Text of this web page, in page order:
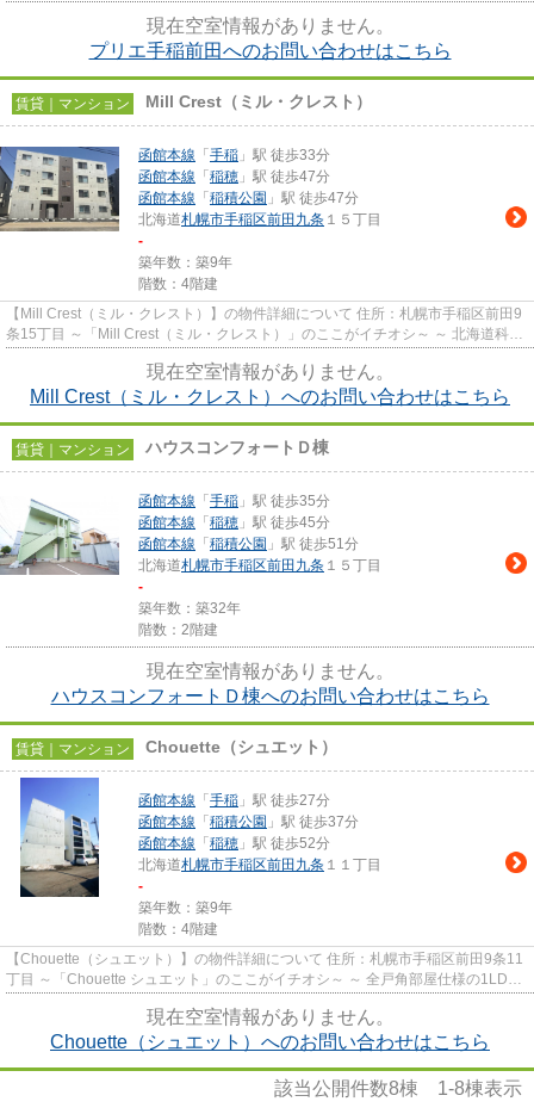
現在空室情報がありません。
プリエ手稲前田へのお問い合わせはこちら
賃貸｜マンション Mill Crest（ミル・クレスト）
函館本線 「 手稲 」駅 徒歩33分
函館本線 「 稲穂 」駅 徒歩47分
函館本線 「 稲積公園 」駅 徒歩47分
北海道札幌市手稲区前田九条 １５丁目
-
築年数：築9年
階数：4階建
【Mill Crest（ミル・クレスト）】の物件詳細について 住所：札幌市手稲区前田9
条15丁目 ～「Mill Crest（ミル・クレスト）」のここがイチオシ～ ～ 北海道科学
現在空室情報がありません。
Mill Crest（ミル・クレスト）へのお問い合わせはこちら
賃貸｜マンション ハウスコンフォートＤ棟
函館本線 「 手稲 」駅 徒歩35分
函館本線 「 稲穂 」駅 徒歩45分
函館本線 「 稲積公園 」駅 徒歩51分
北海道札幌市手稲区前田九条 １５丁目
-
築年数：築32年
階数：2階建
現在空室情報がありません。
ハウスコンフォートＤ棟へのお問い合わせはこちら
賃貸｜マンション Chouette（シュエット）
函館本線 「 手稲 」駅 徒歩27分
函館本線 「 稲積公園 」駅 徒歩37分
函館本線 「 稲穂 」駅 徒歩52分
北海道札幌市手稲区前田九条 １１丁目
-
築年数：築9年
階数：4階建
【Chouette（シュエット）】の物件詳細について 住所：札幌市手稲区前田9条11
丁目 ～「Chouette シュエット」のここがイチオシ～ ～ 全戸角部屋仕様の1LDK
現在空室情報がありません。
Chouette（シュエット）へのお問い合わせはこちら
該当公開件数8棟 1-8棟表示